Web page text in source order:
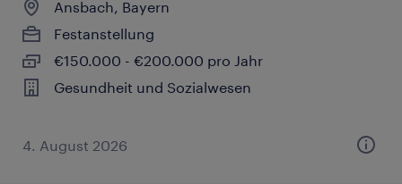
Ansbach, Bayern
Festanstellung
€150.000 - €200.000 pro Jahr
Gesundheit und Sozialwesen
4. August 2026